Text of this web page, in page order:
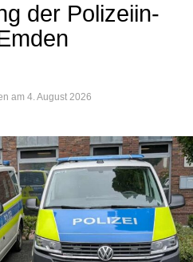
der Poli­zei­in­
am 4. August 2026